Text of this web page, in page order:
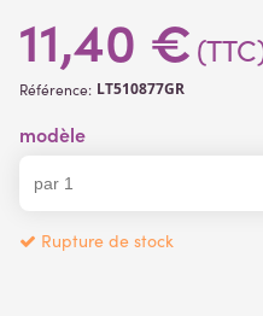
11,40 €
Référence: LT510877GR
modèle
Rupture de stock